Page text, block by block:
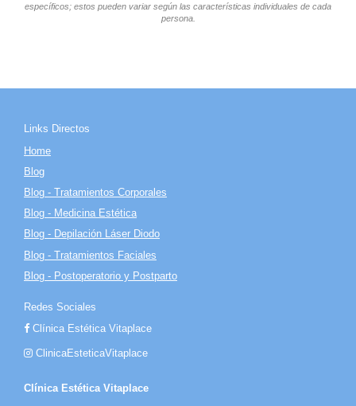
específicos; estos pueden variar según las características individuales de cada
persona.
Links Directos
Home
Blog
Blog - Tratamientos Corporales
Blog - Medicina Estética
Blog - Depilación Láser Diodo
Blog - Tratamientos Faciales
Blog - Postoperatorio y Postparto
Redes Sociales
Clínica Estética Vitaplace
ClinicaEsteticaVitaplace
Clínica Estética Vitaplace